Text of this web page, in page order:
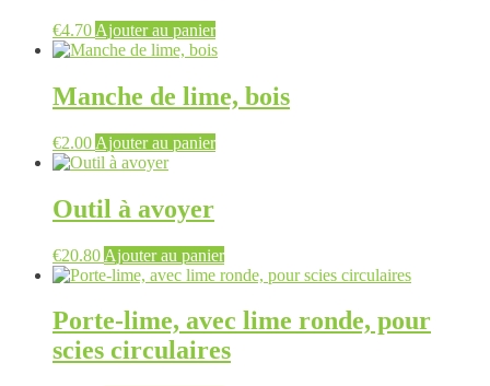
€4.70 Ajouter au panier
Manche de lime, bois
€2.00 Ajouter au panier
Outil à avoyer
€20.80 Ajouter au panier
Porte-lime, avec lime ronde, pour
scies circulaires